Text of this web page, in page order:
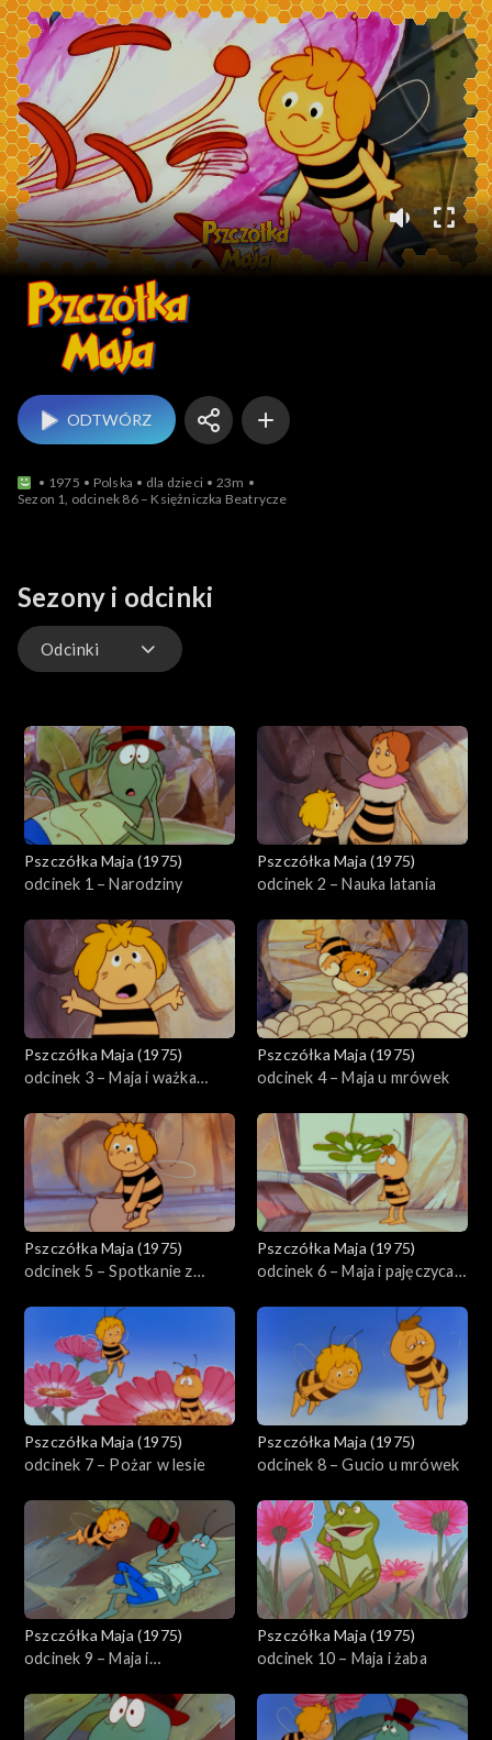
Pszczółka Maja (1975)
ODTWÓRZ
1975 Polska dla dzieci
23m
Sezon 1, odcinek 86 – Księżniczka Beatrycze
Sezony i odcinki
Odcinki
Pszczółka Maja (1975)
odcinek 1 – Narodziny
Pszczółka Maja (1975)
odcinek 2 – Nauka latania
Pszczółka Maja (1975)
odcinek 3 – Maja i ważka
Pszczółka Maja (1975)
odcinek 4 – Maja u mrówek
Pszczółka Maja (1975)
odcinek 5 – Spotkanie z
Pszczółka Maja (1975)
odcinek 6 – Maja i pajęczyca
Pszczółka Maja (1975)
odcinek 7 – Pożar w lesie
Pszczółka Maja (1975)
odcinek 8 – Gucio u mrówek
Pszczółka Maja (1975)
odcinek 9 – Maja i
Pszczółka Maja (1975)
odcinek 10 – Maja i żaba